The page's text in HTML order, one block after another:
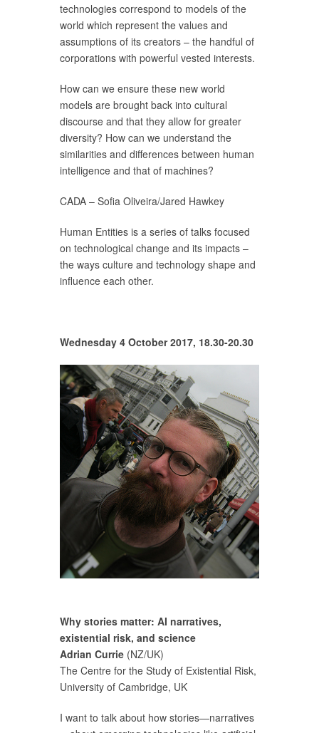
technologies correspond to models of the
world which represent the values and
assumptions of its creators – the handful of
corporations with powerful vested interests.
How can we ensure these new world
models are brought back into cultural
discourse and that they allow for greater
diversity? How can we understand the
similarities and differences between human
intelligence and that of machines?
CADA – Sofia Oliveira/Jared Hawkey
Human Entities is a series of talks focused
on technological change and its impacts –
the ways culture and technology shape and
influence each other.
Wednesday 4 October 2017, 18.30-20.30
Why stories matter: AI narratives,
existential risk, and science
Adrian Currie (NZ/UK)
The Centre for the Study of Existential Risk,
University of Cambridge, UK
I want to talk about how stories—narratives